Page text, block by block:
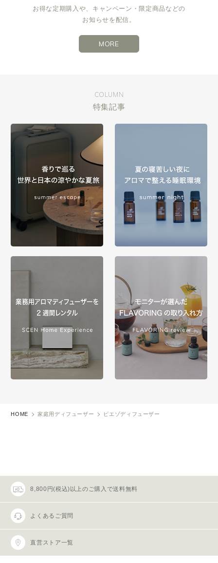
お得な定期購入や、キャンペーン・限定商品などの
お知らせを配信。
MORE
COLUMN
特集記事
HOME 家庭用ディフューザー ピエゾディフューザー
8,800円(税込)以上のご購入で送料無料
よくあるご質問
直営ストア一覧